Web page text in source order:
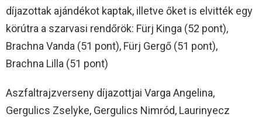
díjazottak ajándékot kaptak, illetve őket is elvitték egy
körútra a szarvasi rendőrök: Fürj Kinga (52 pont),
Brachna Vanda (51 pont), Fürj Gergő (51 pont),
Brachna Lilla (51 pont)
Aszfaltrajzverseny díjazottjai Varga Angelina,
Gergulics Zselyke, Gergulics Nimród, Laurinyecz